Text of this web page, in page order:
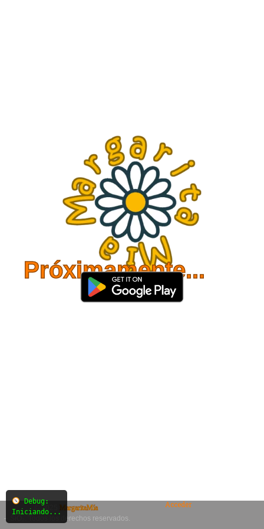
Próximamente...
© 2025
MargaritaMía
– SiO₂. Todos los derechos reservados.
Acceder
Debug:
Iniciando...